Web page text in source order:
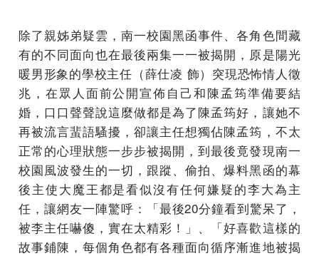
除了親姊弟疑雲，南一校園黑函事件、各角色間藏
有的不同面向也在最後兩集一一被揭開，原是陽光
暖男形象的學校主任（薛仕凌 飾）突現恐怖情人徵
兆，在眾人面前公開宣佈自己和陳孟筠準備要結
婚，口口聲聲說這麼做都是為了陳孟筠好，讓她不
再被流言蜚語騷擾，卻讓主任想獨佔陳孟筠，不太
正常的心理狀態一步步被揭開，到最後竟發現南一
校園風波發生的一切，跟蹤、偷拍、爆料黑函的幕
後主使大魔王都是看似沒有任何嫌疑的李大為主
任，讓網友一陣驚呼：「最後20分鐘看到驚呆了，
被李主任嚇傻，實在太精彩！」、「好喜歡這樣的
故事鋪陳，每個角色都有各種面向循序漸進地被揭